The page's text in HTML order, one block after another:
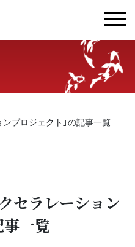
プロジェクト」の記事一覧
セラレーション
事一覧